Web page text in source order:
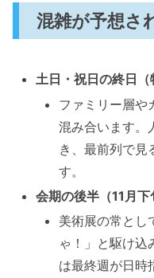
混雑が予想さ
土日・祝日の終日
ファミリー層や
混み合います。
き、最前列で見
す。
会期の後半（11月下
美術展の常とし
ゃ！」と駆け込
は最終週が日時